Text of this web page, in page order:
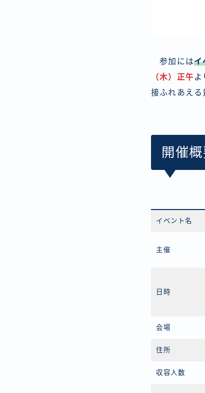
参加にはイ
（木）正午よ
接ふれあえる
開催
イベント名
主催
日時
会場
住所
収容人数